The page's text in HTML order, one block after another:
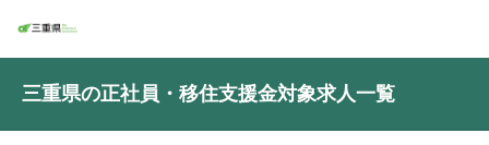
三重県の正社員・移住支援金対象求人一覧